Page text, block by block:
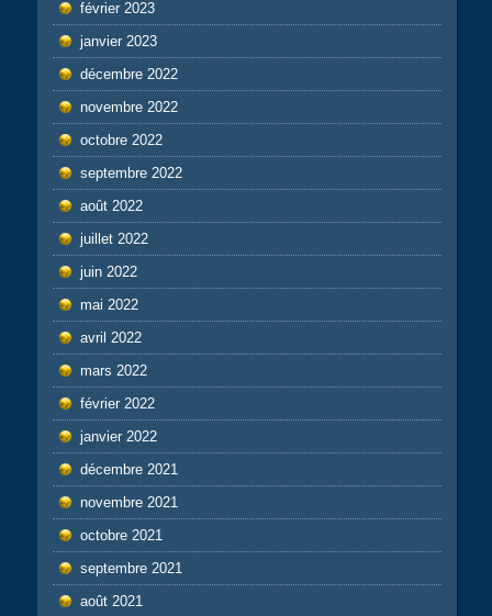
février 2023
janvier 2023
décembre 2022
novembre 2022
octobre 2022
septembre 2022
août 2022
juillet 2022
juin 2022
mai 2022
avril 2022
mars 2022
février 2022
janvier 2022
décembre 2021
novembre 2021
octobre 2021
septembre 2021
août 2021